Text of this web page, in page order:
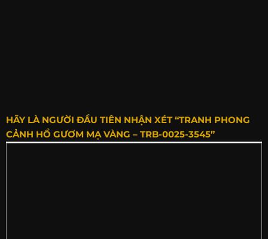
HÃY LÀ NGƯỜI ĐẦU TIÊN NHẬN XÉT “TRANH PHONG
CẢNH HỒ GƯƠM MẠ VÀNG – TRB-0025-3545”